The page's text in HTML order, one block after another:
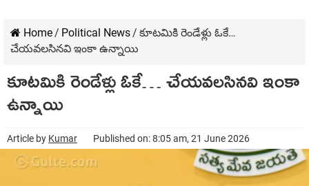
Home/ Political News/ కూట‌మికి రెండేళ్లు ఓకే…
చేయవలసినవి ఇంకా ఉన్నాయి
కూట‌మికి రెండేళ్లు ఓకే… చేయవలసినవి ఇంకా
ఉన్నాయి
Article by Kumar Published on: 8:05 am, 21 June 2026